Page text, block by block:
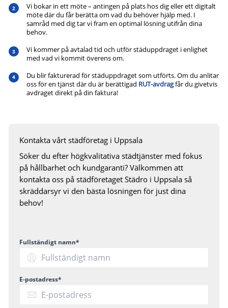
Vi bokar in ett möte – antingen på plats hos dig eller ett digitalt
möte där du får berätta om vad du behöver hjälp med. I
samråd med dig tar vi fram en optimal lösning utifrån dina
behov.
Vi kommer på avtalad tid och utför städuppdraget i enlighet
med vad vi kommit överens om.
Du blir fakturerad för städuppdraget som utförts. Om du anlitar
oss för en tjänst där du är berättigad RUT-avdragfår du givetvis
avdraget direkt på din faktura!
Kontakta vårt städföretag i Uppsala
Söker du efter högkvalitativa städtjänster med fokus
på hållbarhet och kundgaranti? Välkommen att
kontakta oss på städföretaget Städro i Uppsala så
skräddarsyr vi den bästa lösningen för just dina
behov!
Fullständigt namn*
E-postadress*